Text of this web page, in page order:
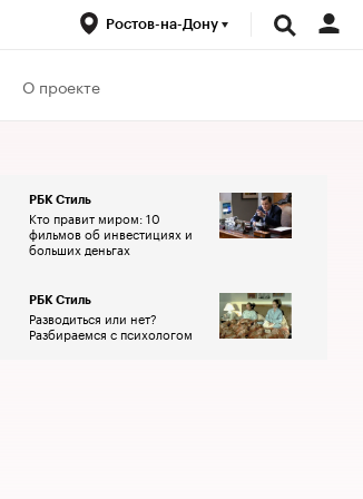
Ростов-на-Дону
О проекте
РБК Стиль
Кто правит миром: 10
фильмов об инвестициях и
больших деньгах
РБК Стиль
Разводиться или нет?
Разбираемся с психологом